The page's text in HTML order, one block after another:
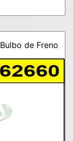
Bulbo de Freno